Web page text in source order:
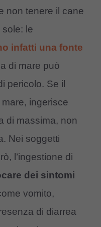
non tenere il cane
le
infatti una fonte
di mare può
pericolo. Se il
ingerisce
di massima, non
Nei soggetti
l’ingestione di
dei sintomi
vomito,
di diarrea